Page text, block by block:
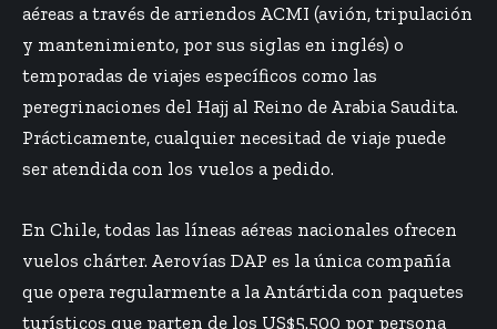
aéreas a través de arriendos ACMI (avión, tripulación
y mantenimiento, por sus siglas en inglés) o
temporadas de viajes específicos como las
peregrinaciones del Hajj al Reino de Arabia Saudita.
Prácticamente, cualquier necesitad de viaje puede
ser atendida con los vuelos a pedido.
En Chile, todas las líneas aéreas nacionales ofrecen
vuelos chárter. Aerovías DAP es la única compañía
que opera regularmente a la Antártida con paquetes
turísticos que parten de los US$5.500 por persona